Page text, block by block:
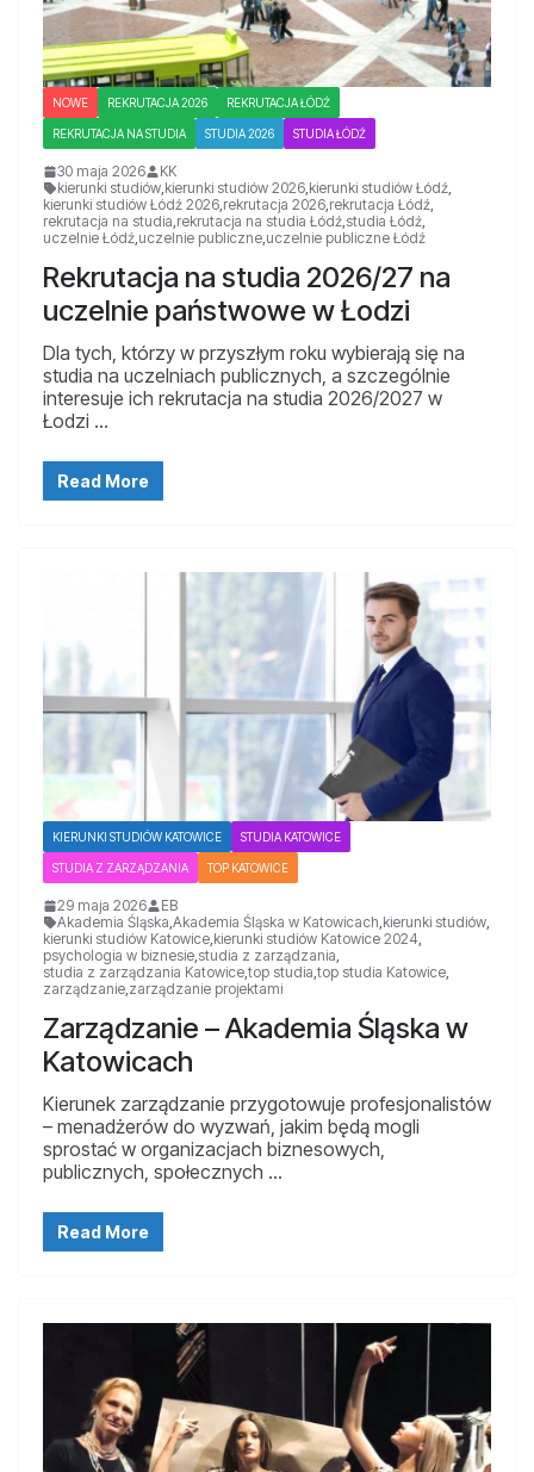
NOWE REKRUTACJA 2026 REKRUTACJA ŁÓDŹ
REKRUTACJA NA STUDIA STUDIA 2026 STUDIA ŁÓDŹ
30 maja 2026
KK
kierunki studiów,kierunki studiów 2026,kierunki studiów Łódź,
kierunki studiów Łódź 2026,rekrutacja 2026,rekrutacja Łódź,
rekrutacja na studia,rekrutacja na studia Łódź,studia Łódź,
uczelnie Łódź,uczelnie publiczne,uczelnie publiczne Łódź
Rekrutacja na studia 2026/27 na
uczelnie państwowe w Łodzi
Dla tych, którzy w przyszłym roku wybierają się na
studia na uczelniach publicznych, a szczególnie
interesuje ich rekrutacja na studia 2026/2027 w
Łodzi …
Read More
KIERUNKI STUDIÓW KATOWICE STUDIA KATOWICE
STUDIA Z ZARZĄDZANIA TOP KATOWICE
29 maja 2026
EB
Akademia Śląska,Akademia Śląska w Katowicach,kierunki studiów,
kierunki studiów Katowice,kierunki studiów Katowice 2024,
psychologia w biznesie,studia z zarządzania,
studia z zarządzania Katowice,top studia,top studia Katowice,
zarządzanie,zarządzanie projektami
Zarządzanie – Akademia Śląska w
Katowicach
Kierunek zarządzanie przygotowuje profesjonalistów
– menadżerów do wyzwań, jakim będą mogli
sprostać w organizacjach biznesowych,
publicznych, społecznych …
Read More